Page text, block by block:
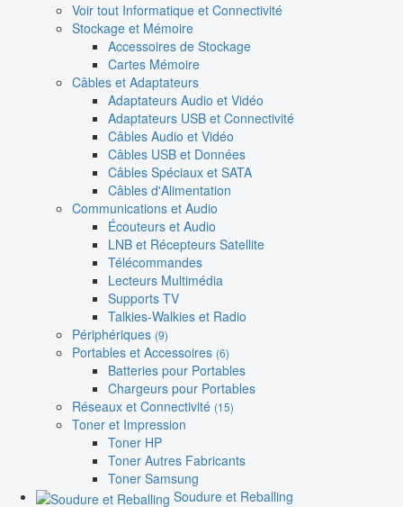
Voir tout Informatique et Connectivité
Stockage et Mémoire
Accessoires de Stockage
Cartes Mémoire
Câbles et Adaptateurs
Adaptateurs Audio et Vidéo
Adaptateurs USB et Connectivité
Câbles Audio et Vidéo
Câbles USB et Données
Câbles Spéciaux et SATA
Câbles d'Alimentation
Communications et Audio
Écouteurs et Audio
LNB et Récepteurs Satellite
Télécommandes
Lecteurs Multimédia
Supports TV
Talkies-Walkies et Radio
Périphériques (9)
Portables et Accessoires (6)
Batteries pour Portables
Chargeurs pour Portables
Réseaux et Connectivité (15)
Toner et Impression
Toner HP
Toner Autres Fabricants
Toner Samsung
Soudure et Reballing